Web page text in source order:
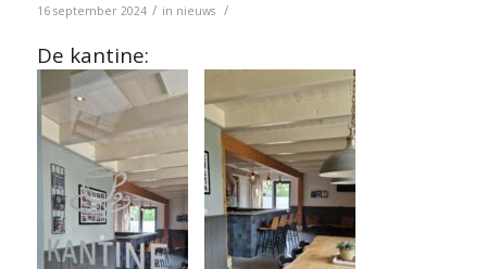
16 september 2024 / in nieuws /
De kantine: